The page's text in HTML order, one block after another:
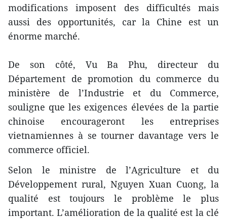
modifications imposent des difficultés mais
aussi des opportunités, car la Chine est un
énorme marché.
De son côté, Vu Ba Phu, directeur du
Département de promotion du commerce du
ministère de l’Industrie et du Commerce,
souligne que les exigences élevées de la partie
chinoise encourageront les entreprises
vietnamiennes à se tourner davantage vers le
commerce officiel.
Selon le ministre de l’Agriculture et du
Développement rural, Nguyen Xuan Cuong, la
qualité est toujours le problème le plus
important. L’amélioration de la qualité est la clé